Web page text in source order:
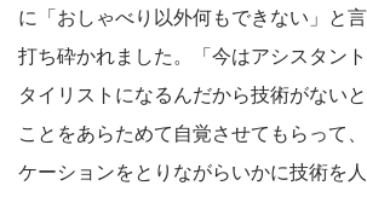
に「おしゃべり以外何もできない」と
打ち砕かれました。「今はアシスタン
タイリストになるんだから技術がない
ことをあらためて自覚させてもらって
ケーションをとりながらいかに技術を